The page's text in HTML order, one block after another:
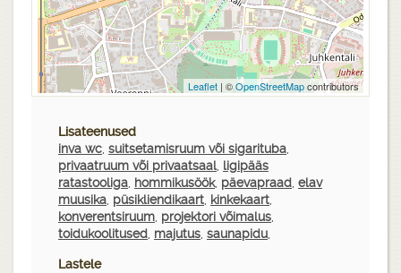
Leaflet | ©OpenStreetMapcontributors
Lisateenused
inva wc, suitsetamisruum või sigarituba,
privaatruum või privaatsaal, ligipääs
ratastooliga, hommikusöök, päevapraad, elav
muusika, püsikliendikaart, kinkekaart,
konverentsiruum, projektori võimalus,
toidukoolitused, majutus, saunapidu,
Lastele